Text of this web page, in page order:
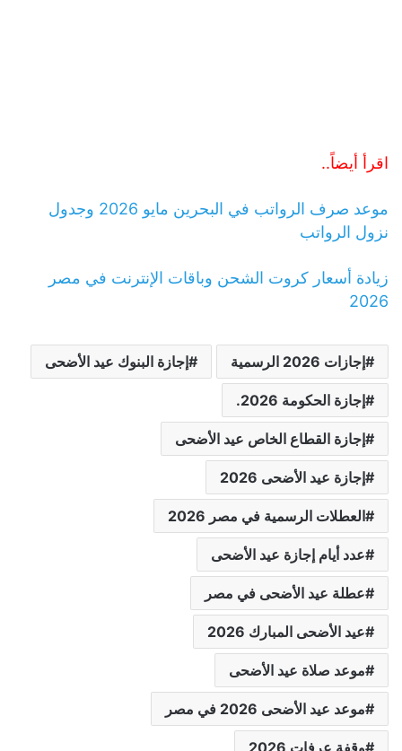
اقرأ أيضاً..
موعد صرف الرواتب في البحرين مايو 2026 وجدول
نزول الرواتب
زيادة أسعار كروت الشحن وباقات الإنترنت في مصر
2026
إجازات 2026 الرسمية إجازة البنوك عيد الأضحى
إجازة الحكومة 2026.
إجازة القطاع الخاص عيد الأضحى
إجازة عيد الأضحى 2026
العطلات الرسمية في مصر 2026
عدد أيام إجازة عيد الأضحى
عطلة عيد الأضحى في مصر
عيد الأضحى المبارك 2026
موعد صلاة عيد الأضحى
موعد عيد الأضحى 2026 في مصر
وقفة عرفات 2026